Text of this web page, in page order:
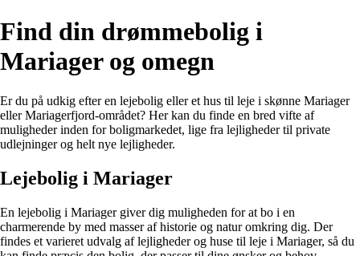
Find din drømmebolig i
Mariager og omegn
Er du på udkig efter en lejebolig eller et hus til leje i skønne Mariager
eller Mariagerfjord-området? Her kan du finde en bred vifte af
muligheder inden for boligmarkedet, lige fra lejligheder til private
udlejninger og helt nye lejligheder.
Lejebolig i Mariager
En lejebolig i Mariager giver dig muligheden for at bo i en
charmerende by med masser af historie og natur omkring dig. Der
findes et varieret udvalg af lejligheder og huse til leje i Mariager, så du